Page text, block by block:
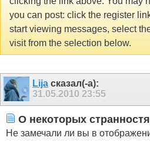
you can post: click the register
start viewing messages, select
visit from the selection below.
Lija сказал(-а):
31.05.2010 23:55
О некоторых
Не замечали ли вы в